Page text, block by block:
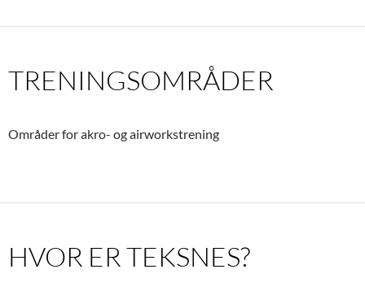
TRENINGSOMRÅDER
Områder for akro- og airworkstrening
HVOR ER TEKSNES?